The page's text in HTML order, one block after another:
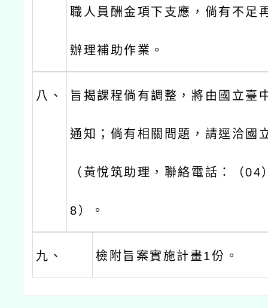
職人員酬金項下支應，倘有不足
辦理補助作業。
八、 旨揭課程倘有調整，將由國立臺
通知；倘有相關問題，請逕洽國
（黃悅筑助理，聯絡電話：（
8）。
九、 檢附旨案實施計畫1份。